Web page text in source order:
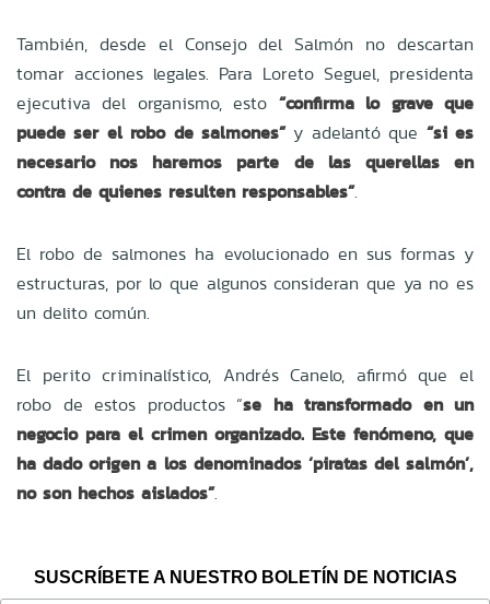
También, desde el Consejo del Salmón no descartan
tomar acciones legales. Para Loreto Seguel, presidenta
ejecutiva del organismo, esto “confirma lo grave que
puede ser el robo de salmones” y adelantó que “si es
necesario nos haremos parte de las querellas en
contra de quienes resulten responsables”.
El robo de salmones ha evolucionado en sus formas y
estructuras, por lo que algunos consideran que ya no es
un delito común.
El perito criminalístico, Andrés Canelo, afirmó que el
robo de estos productos “se ha transformado en un
negocio para el crimen organizado. Este fenómeno, que
ha dado origen a los denominados ‘piratas del salmón’,
no son hechos aislados”.
SUSCRÍBETE A NUESTRO BOLETÍN DE NOTICIAS